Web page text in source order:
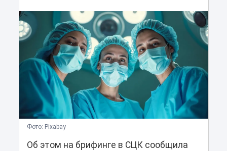
Фото: Pixabay
Об этом на брифинге в СЦК сообщила